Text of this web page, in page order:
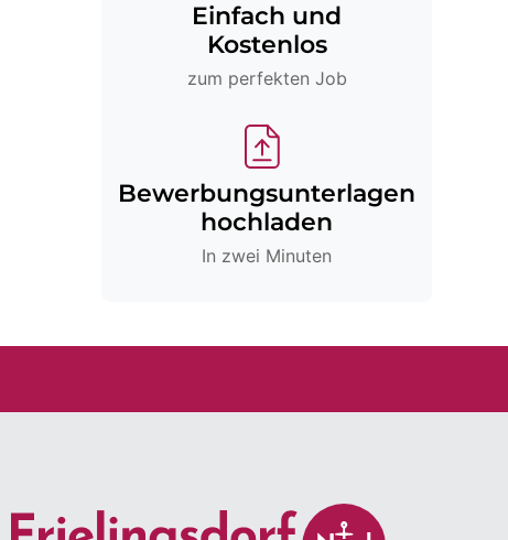
Einfach und
Kostenlos
zum perfekten Job
Bewerbungsunterlagen
hochladen
In zwei Minuten